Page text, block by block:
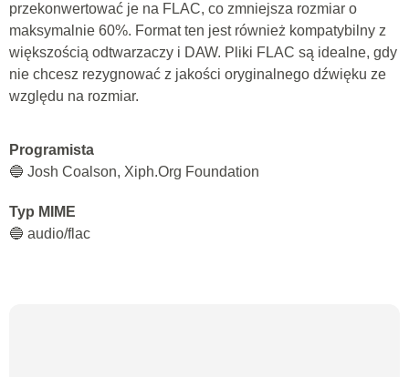
przekonwertować je na FLAC, co zmniejsza rozmiar o
maksymalnie 60%. Format ten jest również kompatybilny z
większością odtwarzaczy i DAW. Pliki FLAC są idealne, gdy
nie chcesz rezygnować z jakości oryginalnego dźwięku ze
względu na rozmiar.
Programista
🔵 Josh Coalson, Xiph.Org Foundation
Typ MIME
🔵 audio/flac